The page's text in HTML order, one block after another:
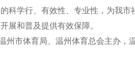
科学行、有效性、专业性，为我
展和普及提供有效保障。
州市体育局、温州体育总会主办，